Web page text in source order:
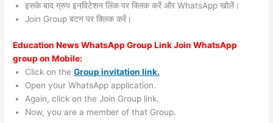
इसके बाद ग्रुप इनविटेशन लिंक पर क्लिक करें और WhatsApp खोलें।
Join Group बटन पर क्लिक करें।
Education News WhatsApp Group Link Join WhatsApp
group on Mobile:
Click on theGroup invitation link.
Open your WhatsApp application.
Again, click on the Join Group link.
Now, you are a member of that Group.